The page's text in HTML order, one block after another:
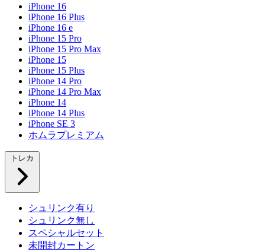
iPhone 16
iPhone 16 Plus
iPhone 16 e
iPhone 15 Pro
iPhone 15 Pro Max
iPhone 15
iPhone 15 Plus
iPhone 14 Pro
iPhone 14 Pro Max
iPhone 14
iPhone 14 Plus
iPhone SE 3
ホムラプレミアム
トレカ
シュリンク有り
シュリンク無し
スペシャルセット
未開封カートン